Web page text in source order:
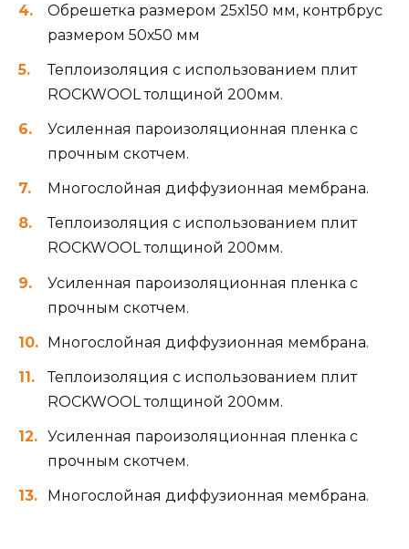
Обрешетка размером 25х150 мм, контрбрус
размером 50х50 мм
Теплоизоляция с использованием плит
ROCKWOOL толщиной 200мм.
Усиленная пароизоляционная пленка с
прочным скотчем.
Многослойная диффузионная мембрана.
Теплоизоляция с использованием плит
ROCKWOOL толщиной 200мм.
Усиленная пароизоляционная пленка с
прочным скотчем.
Многослойная диффузионная мембрана.
Теплоизоляция с использованием плит
ROCKWOOL толщиной 200мм.
Усиленная пароизоляционная пленка с
прочным скотчем.
Многослойная диффузионная мембрана.